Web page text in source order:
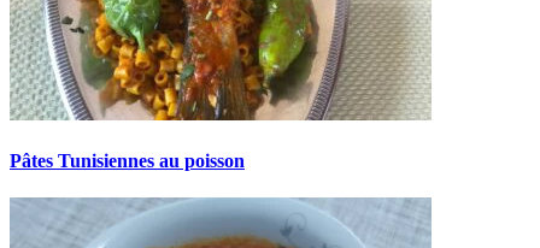
Pâtes Tunisiennes au poisson